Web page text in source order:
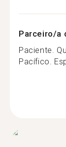
Parceiro/a
Paciente.
Pacífico.